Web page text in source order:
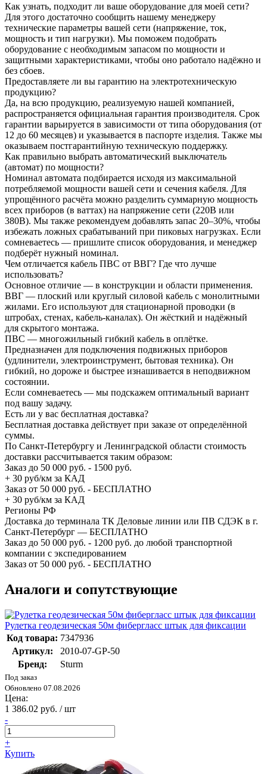
Как узнать, подходит ли ваше оборудование для моей сети?
Для этого достаточно сообщить нашему менеджеру
технические параметры вашей сети (напряжение, ток,
мощность и тип нагрузки). Мы поможем подобрать
оборудование с необходимым запасом по мощности и
защитными характеристиками, чтобы оно работало надёжно и
без сбоев.
Предоставляете ли вы гарантию на электротехническую
продукцию?
Да, на всю продукцию, реализуемую нашей компанией,
распространяется официальная гарантия производителя. Срок
гарантии варьируется в зависимости от типа оборудования (от
12 до 60 месяцев) и указывается в паспорте изделия. Также мы
оказываем постгарантийную техническую поддержку.
Как правильно выбрать автоматический выключатель
(автомат) по мощности?
Номинал автомата подбирается исходя из максимальной
потребляемой мощности вашей сети и сечения кабеля. Для
упрощённого расчёта можно разделить суммарную мощность
всех приборов (в ваттах) на напряжение сети (220В или
380В). Мы также рекомендуем добавлять запас 20–30%, чтобы
избежать ложных срабатываний при пиковых нагрузках. Если
сомневаетесь — пришлите список оборудования, и менеджер
подберёт нужный номинал.
Чем отличается кабель ПВС от ВВГ? Где что лучше
использовать?
Основное отличие — в конструкции и области применения.
ВВГ — плоский или круглый силовой кабель с монолитными
жилами. Его используют для стационарной проводки (в
штробах, стенах, кабель-каналах). Он жёсткий и надёжный
для скрытого монтажа.
ПВС — многожильный гибкий кабель в оплётке.
Предназначен для подключения подвижных приборов
(удлинители, электроинструмент, бытовая техника). Он
гибкий, но дороже и быстрее изнашивается в неподвижном
состоянии.
Если сомневаетесь — мы подскажем оптимальный вариант
под вашу задачу.
Есть ли у вас бесплатная доставка?
Бесплатная доставка действует при заказе от определённой
суммы.
По Санкт-Петербургу и Ленинградской области стоимость
доставки рассчитывается таким образом:
Заказ до 50 000 руб. - 1500 руб.
+ 30 руб/км за КАД
Заказ от 50 000 руб. - БЕСПЛАТНО
+ 30 руб/км за КАД
Регионы РФ
Доставка до терминала ТК Деловые линии или ПВ СДЭК в г.
Санкт-Петербург — БЕСПЛАТНО
Заказ до 50 000 руб. - 1200 руб. до любой транспортной
компании с экспедированием
Заказ от 50 000 руб. - БЕСПЛАТНО
Аналоги и сопутствующие
Рулетка геодезическая 50м фибергласс штык для фиксации
Код товара: 7347936
Артикул:
2010-07-GP-50
Бренд:
Sturm
Под заказ
Обновлено 07.08.2026
Цена:
1 386.02 руб. / шт
-
+
Купить